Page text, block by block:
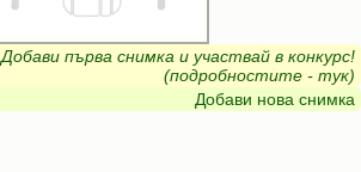
Добави първа снимка и участвай в конкурс!
(подробностите - тук)
Добави нова снимка